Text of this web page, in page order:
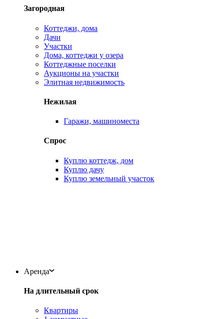
Загородная
Коттеджи, дома
Дачи
Участки
Дома, коттеджи у озера
Коттеджные поселки
Аукционы на участки
Элитная недвижимость
Нежилая
Гаражи, машиноместа
Спрос
Куплю коттедж, дом
Куплю дачу
Куплю земельный участок
Аренда
На длительный срок
Квартиры